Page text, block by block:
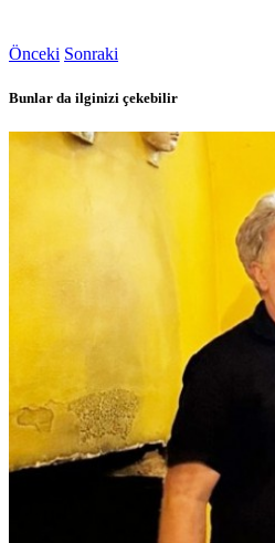
Önceki Sonraki
Bunlar da ilginizi çekebilir